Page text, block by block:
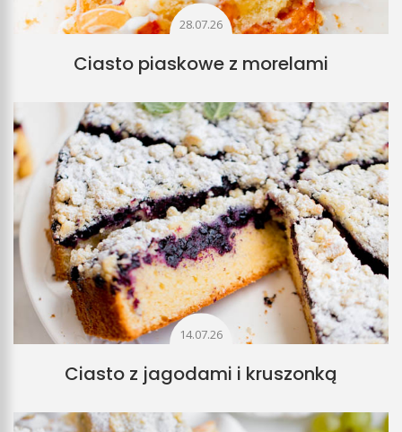
28.07.26
Ciasto piaskowe z morelami
14.07.26
Ciasto z jagodami i kruszonką